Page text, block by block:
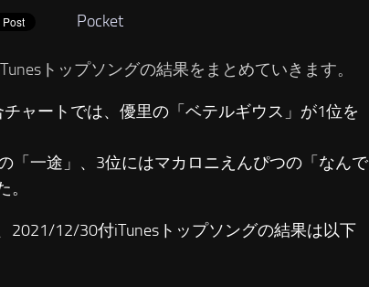
Pocket
トップソングの結果をまとめていきます。
チャートでは、優里の「ベテルギウス」が1位を
「一途」、3位にはマカロニえんぴつの「なんで
2021/12/30付iTunesトップソングの結果は以下